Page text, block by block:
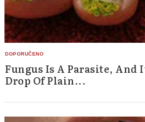
Fungus Is A Parasite, And
Drop Of Plain...